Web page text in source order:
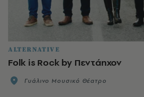
ALTERNATIVE
Folk is Rock by Πεντάηχον
Γυάλινο Μουσικό Θέατρο